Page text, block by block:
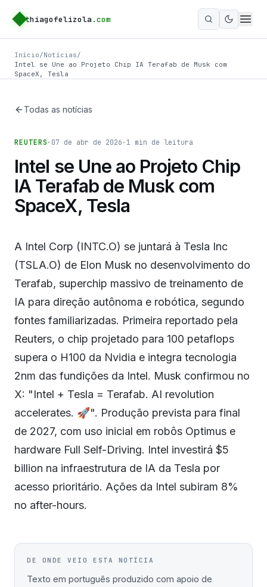
thiagofelizola .com
Ativar
Início/Notícias/
Intel se Une ao Projeto Chip IA Terafab de Musk com
SpaceX, Tesla
Todas as notícias
REUTERS · 07 de abr de 2026 · 1 min de leitura
Intel se Une ao Projeto Chip
IA Terafab de Musk com
SpaceX, Tesla
A Intel Corp (INTC.O) se juntará à Tesla Inc
(TSLA.O) de Elon Musk no desenvolvimento do
Terafab, superchip massivo de treinamento de
IA para direção autônoma e robótica, segundo
fontes familiarizadas. Primeira reportado pela
Reuters, o chip projetado para 100 petaflops
supera o H100 da Nvidia e integra tecnologia
2nm das fundições da Intel. Musk confirmou no
X: "Intel + Tesla = Terafab. AI revolution
accelerates. 🚀". Produção prevista para final
de 2027, com uso inicial em robôs Optimus e
hardware Full Self-Driving. Intel investirá $5
billion na infraestrutura de IA da Tesla por
acesso prioritário. Ações da Intel subiram 8%
no after-hours.
DE ONDE VEIO ESTA NOTÍCIA
Texto em português produzido com apoio de